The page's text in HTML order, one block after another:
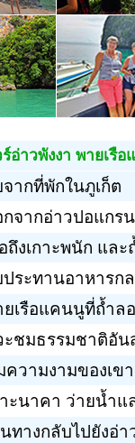
อ่าวพังงา พายเรื
จากที่พักในภูเก็ต
กจากอ่าวปอแกร
อถึงเกาะพนัก แล
ประทานอาหารก
ยเรือแคนนูที่ถ้ำล
ะชมธรรมชาติอัน
ความงามของเข
าะนาคา ว่ายน้ำ
นทางกลับไปยังอ่